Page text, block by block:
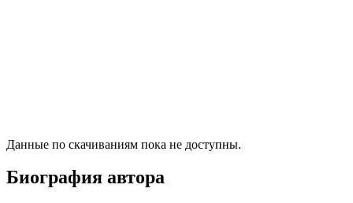
Данные по скачиваниям пока не доступны.
Биография автора